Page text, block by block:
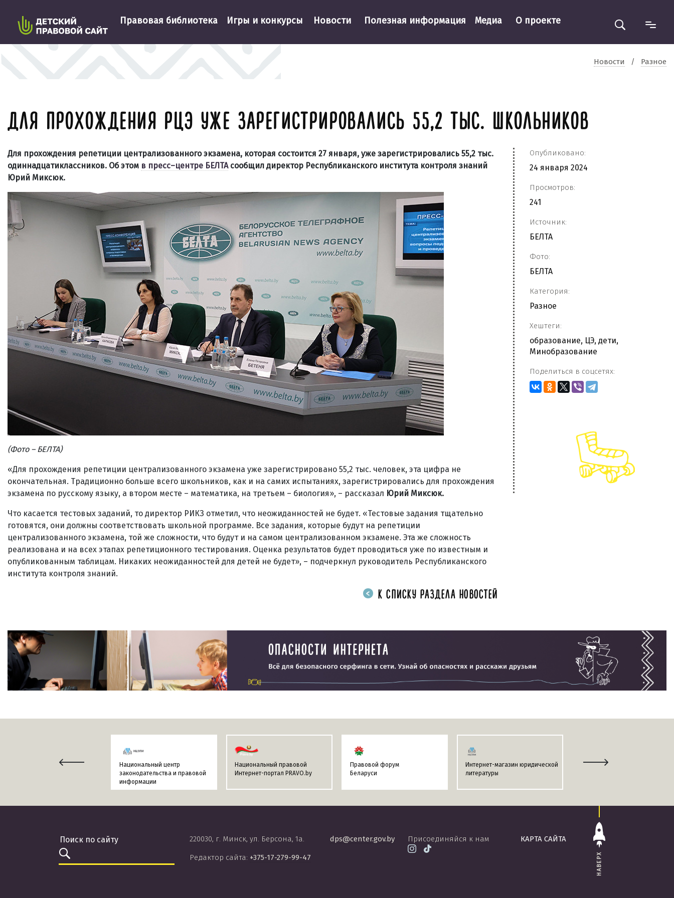
Правовая библиотека Игры и конкурсы Новости Полезная информация Медиа О проекте
Новости / Разное
ДЛЯ ПРОХОЖДЕНИЯ РЦЭ УЖЕ ЗАРЕГИСТРИРОВАЛИСЬ 55,2 ТЫС. ШКОЛЬНИКОВ
Для прохождения репетиции централизованного экзамена, которая состоится 27 января, уже зарегистрировались 55,2 тыс.
одиннадцатиклассников. Об этом в пресс–центре БЕЛТАсообщил директор Республиканского института контроля знаний
Юрий Миксюк.
(Фото – БЕЛТА)
«Для прохождения репетиции централизованного экзамена уже зарегистрировано 55,2 тыс. человек, эта цифра не
окончательная. Традиционно больше всего школьников, как и на самих испытаниях, зарегистрировались для прохождения
экзамена по русскому языку, а втором месте – математика, на третьем – биология», – рассказал Юрий Миксюк.
Что касается тестовых заданий, то директор РИКЗ отметил, что неожиданностей не будет. «Тестовые задания тщательно
готовятся, они должны соответствовать школьной программе. Все задания, которые будут на репетиции
централизованного экзамена, той же сложности, что будут и на самом централизованном экзамене. Эта же сложность
реализована и на всех этапах репетиционного тестирования. Оценка результатов будет проводиться уже по известным и
опубликованным таблицам. Никаких неожиданностей для детей не будет», – подчеркнул руководитель Республиканского
института контроля знаний.
Опубликовано:
24 января 2024
Просмотров:
241
Источник:
БЕЛТА
Фото:
БЕЛТА
Категория:
Разное
Хештеги:
образование, ЦЭ, дети,
Минобразование
Поделиться в соцсетях:
К СПИСКУ РАЗДЕЛА НОВОСТЕЙ
Национальный центр
законодательства и правовой
информации
Национальный правовой
Интернет-портал PRAVO.by
Правовой форум
Беларуси
Интернет-магазин юридической
литературы
Информационно-поисковая
НАВЕРХ
КАРТА САЙТА
220030, г. Минск, ул. Берсона, 1а.
Редактор сайта: +375-17-279-99-47
dps@center.gov.by Присоединяйся к нам